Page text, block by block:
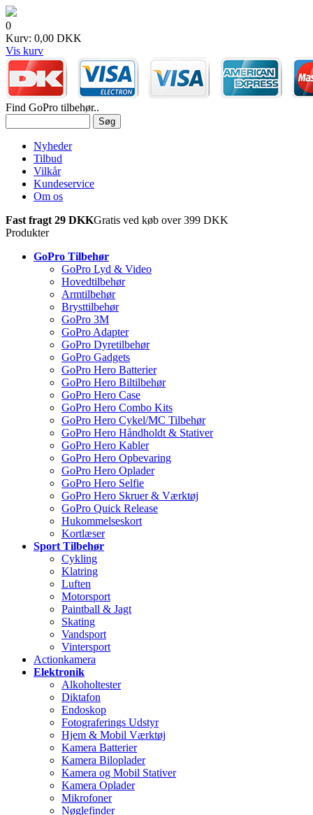
0
Kurv: 0,00 DKK
Vis kurv
Find GoPro tilbehør..
Nyheder
Tilbud
Vilkår
Kundeservice
Om os
Fast fragt 29 DKKGratis ved køb over 399 DKK
Produkter
GoPro Tilbehør
GoPro Lyd & Video
Hovedtilbehør
Armtilbehør
Brysttilbehør
GoPro 3M
GoPro Adapter
GoPro Dyretilbehør
GoPro Gadgets
GoPro Hero Batterier
GoPro Hero Biltilbehør
GoPro Hero Case
GoPro Hero Combo Kits
GoPro Hero Cykel/MC Tilbehør
GoPro Hero Håndholdt & Stativer
GoPro Hero Kabler
GoPro Hero Opbevaring
GoPro Hero Oplader
GoPro Hero Selfie
GoPro Hero Skruer & Værktøj
GoPro Quick Release
Hukommelseskort
Kortlæser
Sport Tilbehør
Cykling
Klatring
Luften
Motorsport
Paintball & Jagt
Skating
Vandsport
Vintersport
Actionkamera
Elektronik
Alkoholtester
Diktafon
Endoskop
Fotograferings Udstyr
Hjem & Mobil Værktøj
Kamera Batterier
Kamera Biloplader
Kamera og Mobil Stativer
Kamera Oplader
Mikrofoner
Nøglefinder